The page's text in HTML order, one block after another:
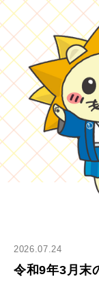
2026.07.24
令和9年3月末